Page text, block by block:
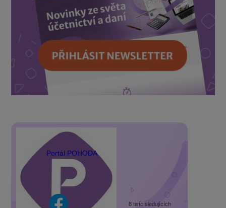
Portál POHODA
8 tisíc sledujících